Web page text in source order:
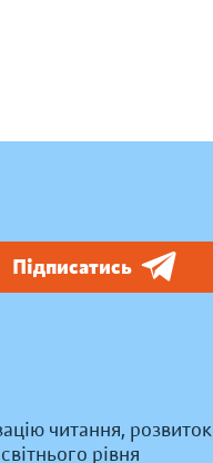
Підписатись
читання, розвиток
рівня